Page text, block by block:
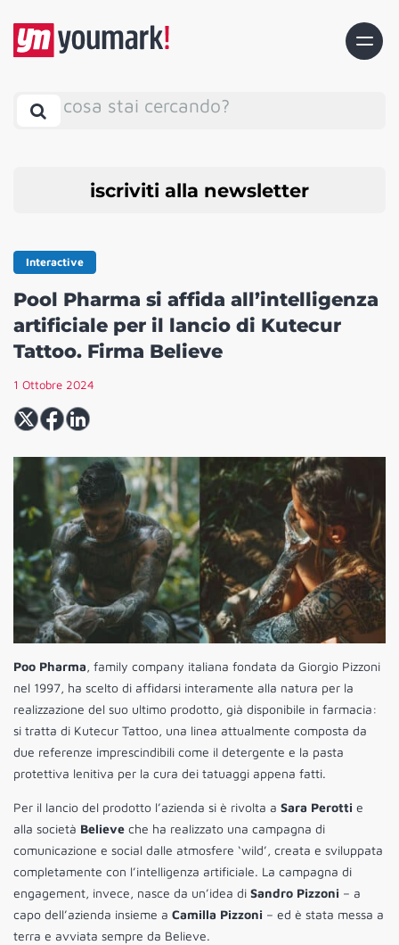
cosa stai cercando?
iscriviti alla newsletter
Interactive
Pool Pharma si affida all’intelligenza
artificiale per il lancio di Kutecur
Tattoo. Firma Believe
1 Ottobre 2024
Poo Pharma, family company italiana fondata da Giorgio Pizzoni
nel 1997, ha scelto di affidarsi interamente alla natura per la
realizzazione del suo ultimo prodotto, già disponibile in farmacia:
si tratta di Kutecur Tattoo, una linea attualmente composta da
due referenze imprescindibili come il detergente e la pasta
protettiva lenitiva per la cura dei tatuaggi appena fatti.
Per il lancio del prodotto l’azienda si è rivolta a Sara Perotti e
alla società Believe che ha realizzato una campagna di
comunicazione e social dalle atmosfere ‘wild’, creata e sviluppata
completamente con l’intelligenza artificiale. La campagna di
engagement, invece, nasce da un’idea di Sandro Pizzoni – a
capo dell’azienda insieme a Camilla Pizzoni – ed è stata messa a
terra e avviata sempre da Believe.